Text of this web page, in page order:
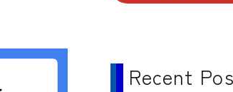
Recent